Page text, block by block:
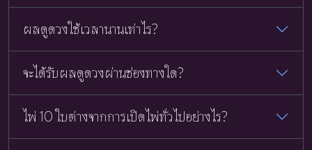
ผลดูดวงใช้เวลานานเท่าไร?
จะได้รับผลดูดวงผ่านช่องทางใด?
ไพ่ 10 ใบต่างจากการเปิดไพ่ทั่วไปอย่างไร?